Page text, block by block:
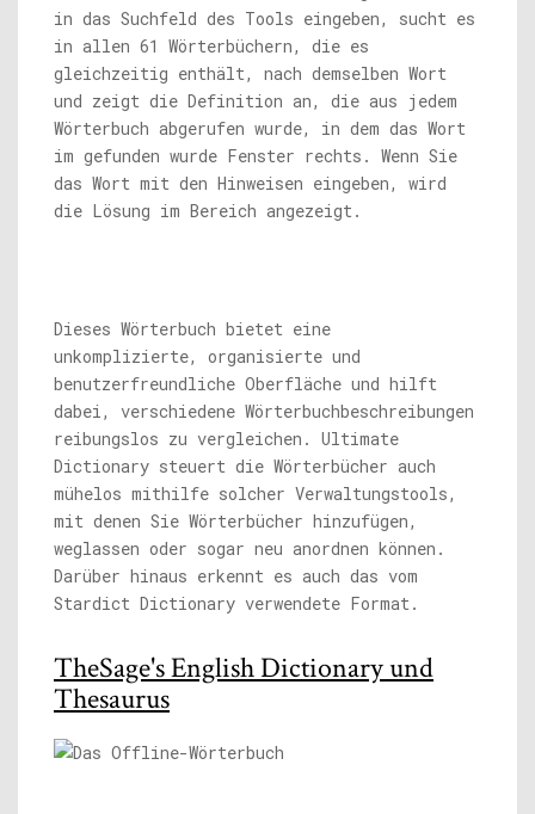
in das Suchfeld des Tools eingeben, sucht es
in allen 61 Wörterbüchern, die es
gleichzeitig enthält, nach demselben Wort
und zeigt die Definition an, die aus jedem
Wörterbuch abgerufen wurde, in dem das Wort
im gefunden wurde Fenster rechts. Wenn Sie
das Wort mit den Hinweisen eingeben, wird
die Lösung im Bereich angezeigt.
Dieses Wörterbuch bietet eine
unkomplizierte, organisierte und
benutzerfreundliche Oberfläche und hilft
dabei, verschiedene Wörterbuchbeschreibungen
reibungslos zu vergleichen. Ultimate
Dictionary steuert die Wörterbücher auch
mühelos mithilfe solcher Verwaltungstools,
mit denen Sie Wörterbücher hinzufügen,
weglassen oder sogar neu anordnen können.
Darüber hinaus erkennt es auch das vom
Stardict Dictionary verwendete Format.
TheSage's English Dictionary und
Thesaurus